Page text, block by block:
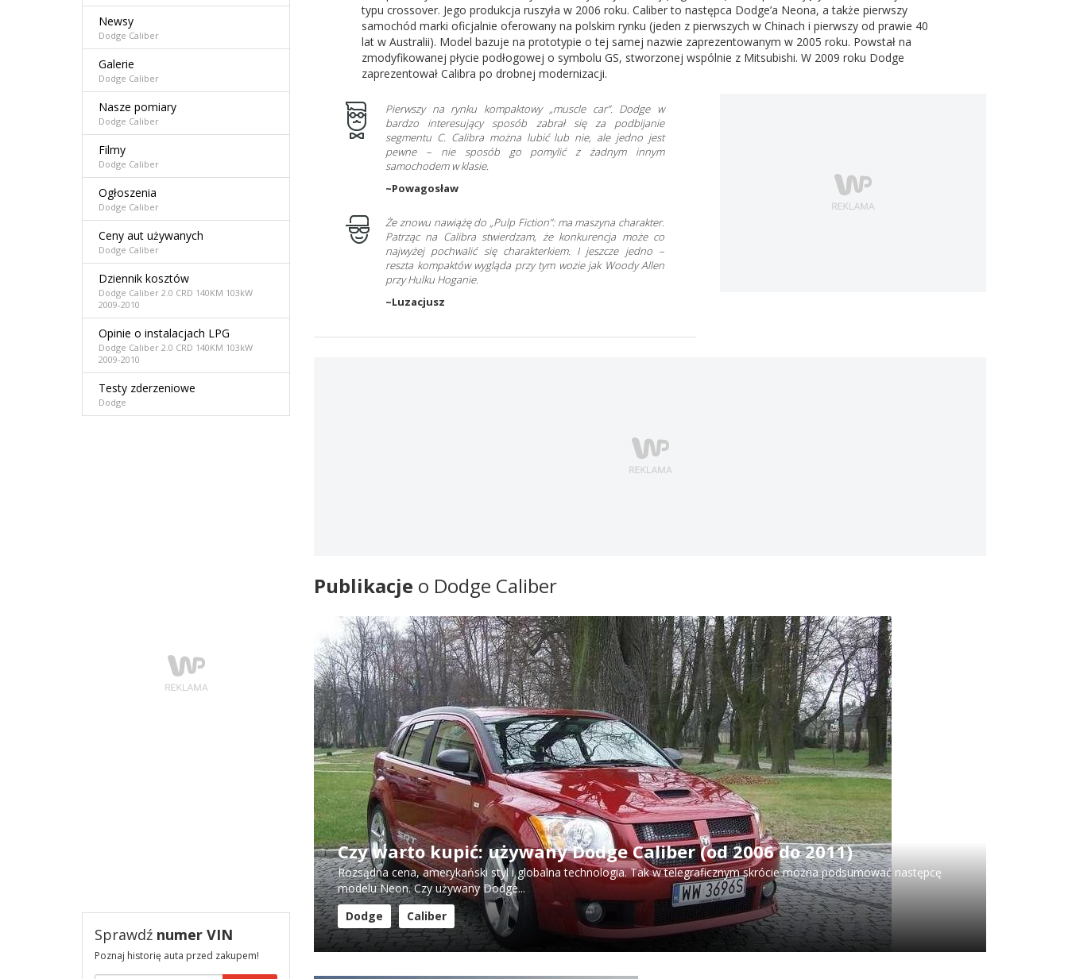
typu crossover. Jego produkcja ruszyła w 2006 roku. Caliber to następca Dodge’a Neona, a także pierwszy
samochód marki oficjalnie oferowany na polskim rynku (jeden z pierwszych w Chinach i pierwszy od prawie 40
lat w Australii). Model bazuje na prototypie o tej samej nazwie zaprezentowanym w 2005 roku. Powstał na
zmodyfikowanej płycie podłogowej o symbolu GS, stworzonej wspólnie z Mitsubishi. W 2009 roku Dodge
zaprezentował Calibra po drobnej modernizacji.
Pierwszy na rynku kompaktowy „muscle car”. Dodge w
bardzo interesujący sposób zabrał się za podbijanie
segmentu C. Calibra można lubić lub nie, ale jedno jest
pewne – nie sposób go pomylić z żadnym innym
samochodem w klasie.
~Powagosław
Że znowu nawiążę do „Pulp Fiction”: ma maszyna charakter.
Patrząc na Calibra stwierdzam, że konkurencja może co
najwyżej pochwalić się charakterkiem. I jeszcze jedno –
reszta kompaktów wygląda przy tym wozie jak Woody Allen
przy Hulku Hoganie.
~Luzacjusz
Publikacje o Dodge Caliber
Czy warto kupić: używany Dodge Caliber (od 2006 do 2011)
Rozsądna cena, amerykański styl i globalna technologia. Tak w telegraficznym skrócie można podsumować następcę
modelu Neon. Czy używany Dodge...
Dodge
Caliber
Newsy
Dodge Caliber
Galerie
Dodge Caliber
Nasze pomiary
Dodge Caliber
Filmy
Dodge Caliber
Ogłoszenia
Dodge Caliber
Ceny aut używanych
Dodge Caliber
Dziennik kosztów
Dodge Caliber 2.0 CRD 140KM 103kW
2009-2010
Opinie o instalacjach LPG
Dodge Caliber 2.0 CRD 140KM 103kW
2009-2010
Testy zderzeniowe
Dodge
Sprawdź numer VIN
Poznaj historię auta przed zakupem!